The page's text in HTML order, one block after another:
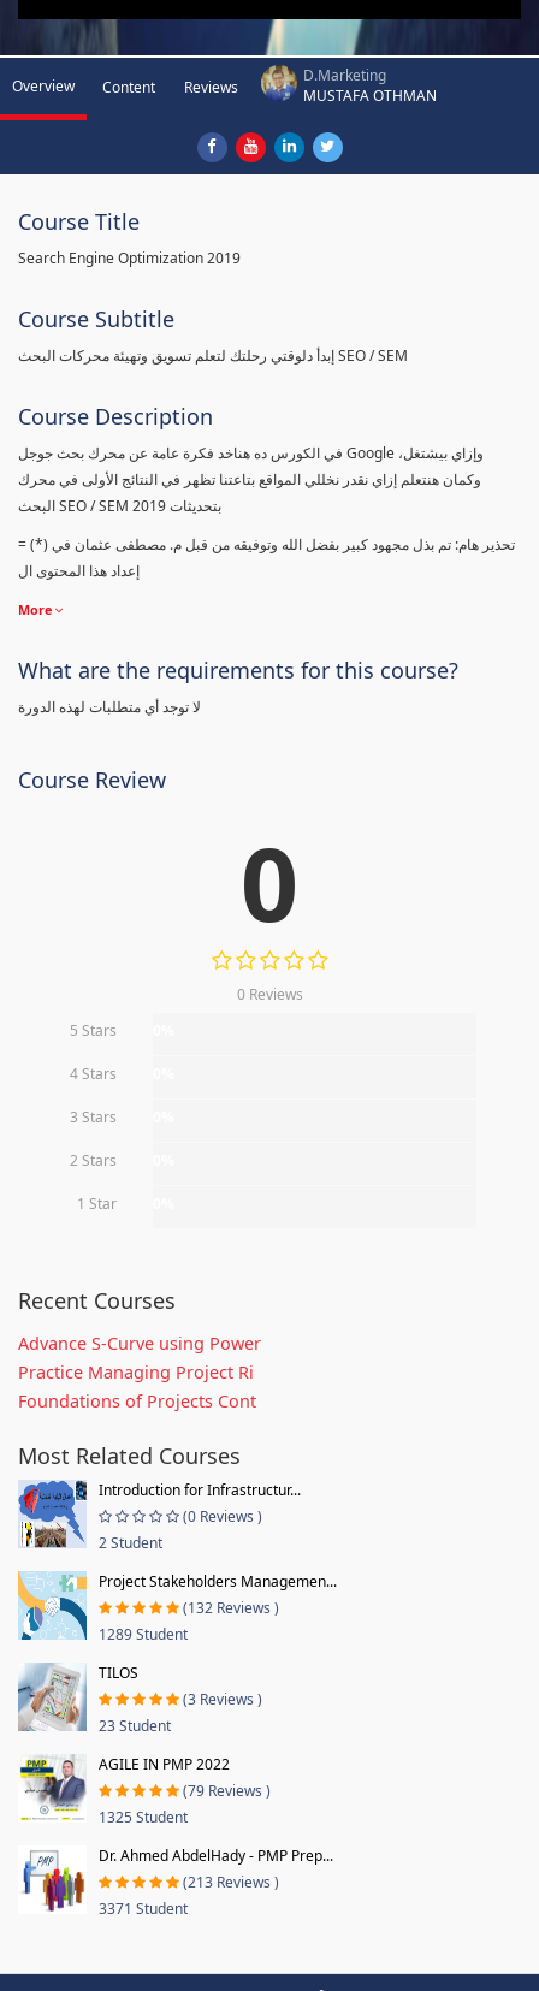
Overview Content Reviews
D.Marketing
MUSTAFA OTHMAN
Course Title
Search Engine Optimization 2019
Course Subtitle
إبدأ دلوقتي رحلتك لتعلم تسويق وتهيئة محركات البحث SEO / SEM
Course Description
في الكورس ده هناخد فكرة عامة عن محرك بحث جوجل Google وإزاي بيشتغل،
وكمان هنتعلم إزاي نقدر نخللي المواقع بتاعتنا تظهر في النتائج الأولى في محرك
البحث SEO / SEM بتحديثات 2019
= (*) تحذير هام: تم بذل مجهود كبير بفضل الله وتوفيقه من قبل م. مصطفى عثمان في
إعداد هذا المحتوى ال
More
What are the requirements for this course?
لا توجد أي متطلبات لهذه الدورة
Course Review
0
0 Reviews
5 Stars
4 Stars
3 Stars
2 Stars
1 Star
Recent Courses
Advance S-Curve using Power
Practice Managing Project Ri
Foundations of Projects Cont
Most Related Courses
Introduction for Infrastructur...
(0 Reviews )
2 Student
Project Stakeholders Managemen...
(132 Reviews )
1289 Student
TILOS
(3 Reviews )
23 Student
AGILE IN PMP 2022
(79 Reviews )
1325 Student
Dr. Ahmed AbdelHady - PMP Prep...
(213 Reviews )
3371 Student